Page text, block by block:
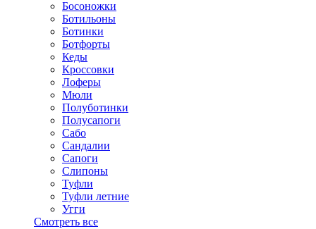
Босоножки
Ботильоны
Ботинки
Ботфорты
Кеды
Кроссовки
Лоферы
Мюли
Полуботинки
Полусапоги
Сабо
Сандалии
Сапоги
Слипоны
Туфли
Туфли летние
Угги
Смотреть все